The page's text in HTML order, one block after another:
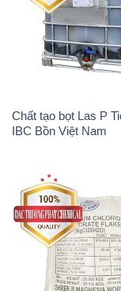
Chất tạo bọt Las P
IBC Bồn Việt Nam
Magie Clorua –
Vảy Shreeji
Ấn Độ India